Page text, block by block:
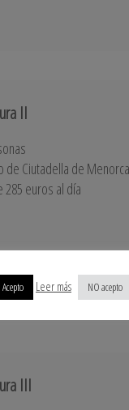
II
de Ciutadella de Menorca
285 euros al día
III
Acepto Leer más NO acepto